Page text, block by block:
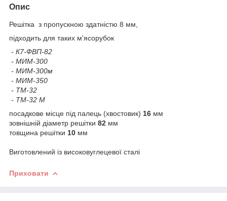
Опис
Решітка з пропускною здатністю 8 мм,
підходить для таких м'ясорубок
- К7-ФВП-82
- МИМ-300
- МИМ-300м
- МИМ-350
- ТМ-32
- ТМ-32 М
посадкове місце під палець (хвостовик) 16 мм
зовнішній діаметр решітки 82 мм
товщина решітки 10 мм
Виготовлений із високовуглецевої сталі
Приховати